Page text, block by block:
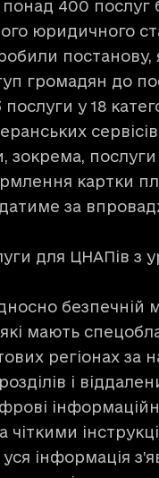
400 послуг
юридичного
постанову,
громадян до
у 18
зокрема,
картки
за
для ЦНАПів з
безпечній
мають
регіонах за
і
чіткими
інформація